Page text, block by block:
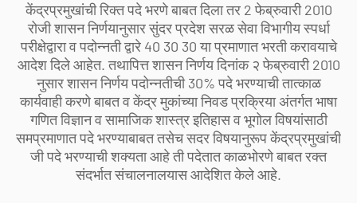
केंद्रप्रमुखांची रिक्त पदे भरणे बाबत दिला तर 2 फेब्रुवारी 2010
रोजी शासन निर्णयानुसार सुंदर प्रदेश सरळ सेवा विभागीय स्पर्धा
परीक्षेद्वारा व पदोन्नती द्वारे 40 30 30 या प्रमाणात भरती करावयाचे
आदेश दिले आहेत. तथापित्त शासन निर्णय दिनांक २ फेब्रुवारी 2010
नुसार शासन निर्णय पदोन्नतीची 30% पदे भरण्याची तात्काळ
कार्यवाही करणे बाबत व केंद्र मुकांच्या निवड प्रक्रिया अंतर्गत भाषा
गणित विज्ञान व सामाजिक शास्त्र इतिहास व भूगोल विषयांसाठी
समप्रमाणात पदे भरण्याबाबत तसेच सदर विषयानुरूप केंद्रप्रमुखांची
जी पदे भरण्याची शक्यता आहे ती पदेतात काळभोरणे बाबत रक्त
संदर्भात संचालनालयास आदेशित केले आहे.